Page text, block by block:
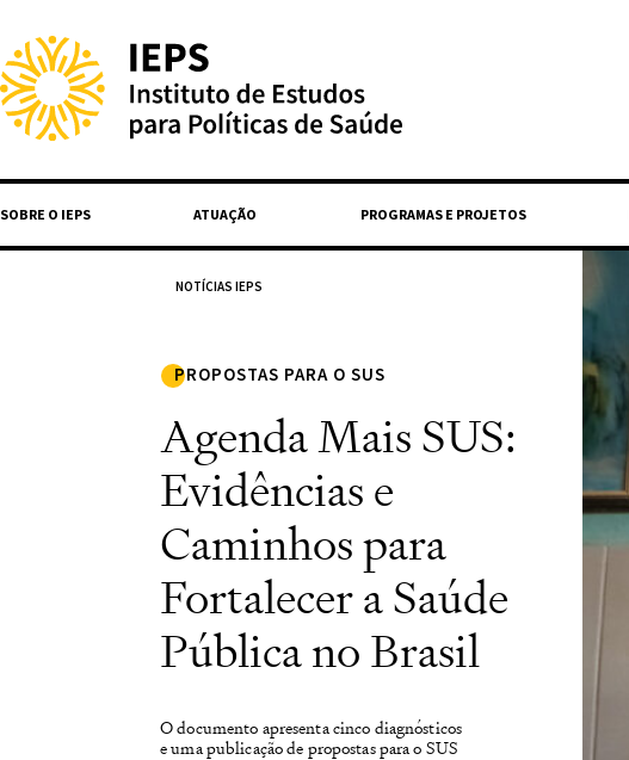
SOBRE O IEPS ATUAÇÃO PROGRAMAS E PROJETOS
NOTÍCIAS IEPS
PROPOSTAS PARA O SUS
Agenda Mais SUS:
Evidências e
Caminhos para
Fortalecer a Saúde
Pública no Brasil
O documento apresenta cinco diagnósticos
e uma publicação de propostas para o SUS